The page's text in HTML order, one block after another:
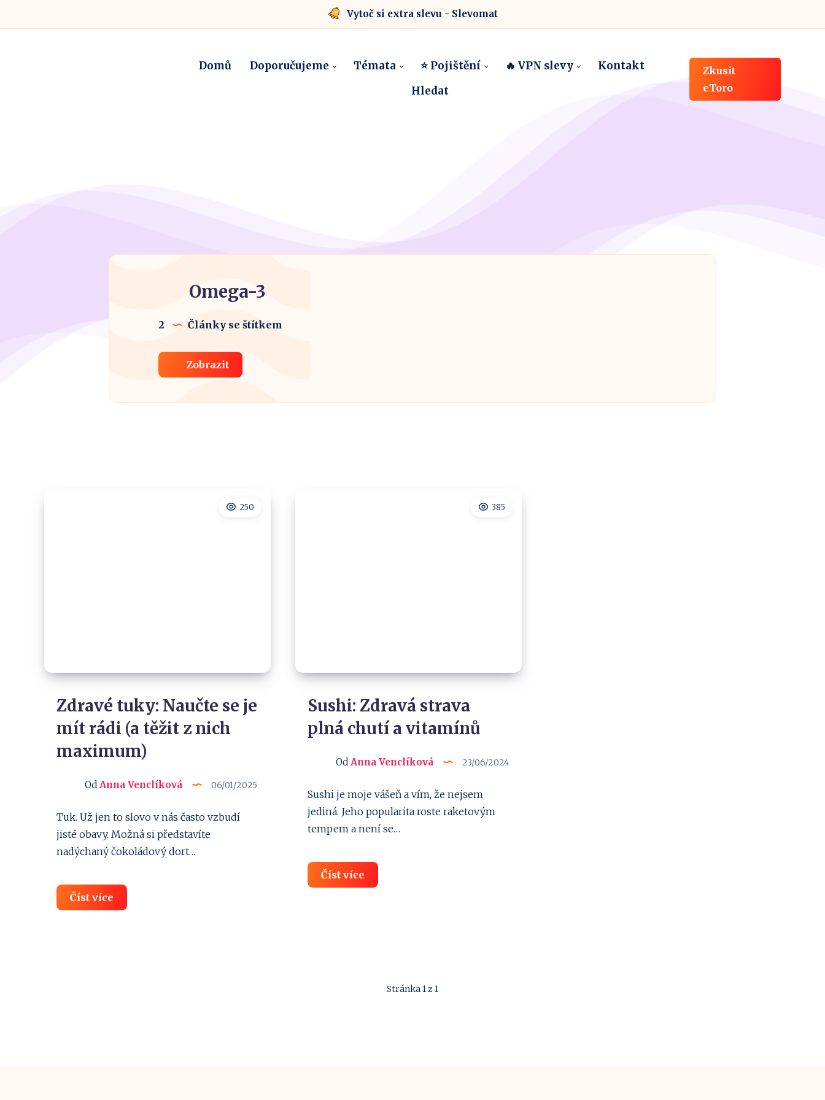
Vytoč si extra slevu - Slevomat
Domů Doporučujeme Témata ⭐ Pojištění 🔥 VPN slevy
Kontakt
Hledat
Zkusit
eToro
Omega-3
2 Články se štítkem
Zobrazit
250
Zdravé tuky: Naučte se je
mít rádi (a těžit z nich
maximum)
Od Anna Venclíková 06/01/2025
Tuk. Už jen to slovo v nás často vzbudí
jisté obavy. Možná si představíte
nadýchaný čokoládový dort…
Číst více
tuky:
nich
385
Sushi: Zdravá strava
plná chutí a vitamínů
Od Anna Venclíková 23/06/2024
Sushi je moje vášeň a vím, že nejsem
jediná. Jeho popularita roste raketovým
tempem a není se…
Číst více
Zdravá
Stránka 1 z 1